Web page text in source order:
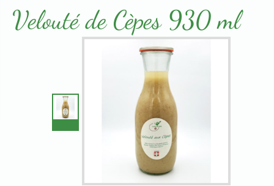
Velouté de Cèpes 930 ml